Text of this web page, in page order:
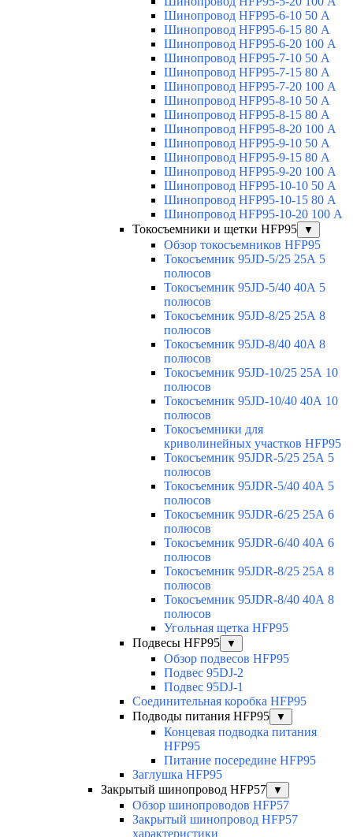
Шинопровод HFP95-6-10 50 А
Шинопровод HFP95-6-15 80 А
Шинопровод HFP95-6-20 100 А
Шинопровод HFP95-7-10 50 А
Шинопровод HFP95-7-15 80 А
Шинопровод HFP95-7-20 100 А
Шинопровод HFP95-8-10 50 А
Шинопровод HFP95-8-15 80 А
Шинопровод HFP95-8-20 100 А
Шинопровод HFP95-9-10 50 А
Шинопровод HFP95-9-15 80 А
Шинопровод HFP95-9-20 100 А
Шинопровод HFP95-10-10 50 А
Шинопровод HFP95-10-15 80 А
Шинопровод HFP95-10-20 100 А
Токосъемники и щетки HFP95
▼
Обзор токосъемников HFP95
Токосъемник 95JD-5/25 25А 5
полюсов
Токосъемник 95JD-5/40 40А 5
полюсов
Токосъемник 95JD-8/25 25А 8
полюсов
Токосъемник 95JD-8/40 40А 8
полюсов
Токосъемник 95JD-10/25 25А 10
полюсов
Токосъемник 95JD-10/40 40А 10
полюсов
Токосъемники для
криволинейных участков HFP95
Токосъемник 95JDR-5/25 25А 5
полюсов
Токосъемник 95JDR-5/40 40А 5
полюсов
Токосъемник 95JDR-6/25 25А 6
полюсов
Токосъемник 95JDR-6/40 40А 6
полюсов
Токосъемник 95JDR-8/25 25А 8
полюсов
Токосъемник 95JDR-8/40 40А 8
полюсов
Угольная щетка HFP95
Подвесы HFP95
▼
Обзор подвесов HFP95
Подвес 95DJ-2
Подвес 95DJ-1
Соединительная коробка HFP95
Подводы питания HFP95
▼
Концевая подводка питания
HFP95
Питание посередине HFP95
Заглушка HFP95
Закрытый шинопровод HFP57
▼
Обзор шинопроводов HFP57
Закрытый шинопровод HFP57
характеристики